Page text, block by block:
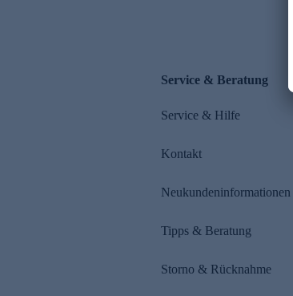
Service & Beratung
Service & Hilfe
Kontakt
Neukundeninformationen
Tipps & Beratung
Storno & Rücknahme